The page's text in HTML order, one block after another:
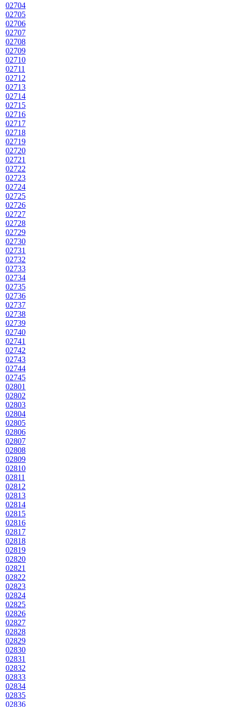
02704
02705
02706
02707
02708
02709
02710
02711
02712
02713
02714
02715
02716
02717
02718
02719
02720
02721
02722
02723
02724
02725
02726
02727
02728
02729
02730
02731
02732
02733
02734
02735
02736
02737
02738
02739
02740
02741
02742
02743
02744
02745
02801
02802
02803
02804
02805
02806
02807
02808
02809
02810
02811
02812
02813
02814
02815
02816
02817
02818
02819
02820
02821
02822
02823
02824
02825
02826
02827
02828
02829
02830
02831
02832
02833
02834
02835
02836